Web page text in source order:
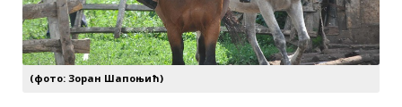
(фото: Зоран Шапоњић)